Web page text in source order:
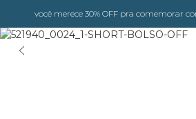
você merece 30% OFF pra comemorar